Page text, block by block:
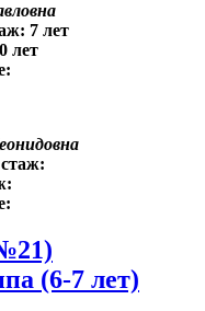
7 лет
лет
(6-7 лет)